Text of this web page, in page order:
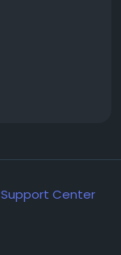
Support Center